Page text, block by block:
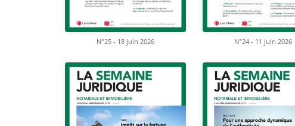
N°25 - 18 juin 2026 N°24 - 11 juin 2026